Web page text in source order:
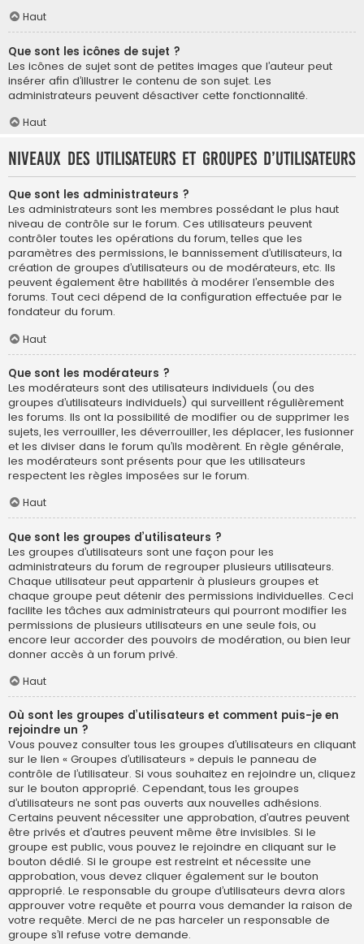
Haut
Que sont les icônes de sujet ?
Les icônes de sujet sont de petites images que l’auteur peut
insérer afin d’illustrer le contenu de son sujet. Les
administrateurs peuvent désactiver cette fonctionnalité.
Haut
Niveaux des utilisateurs et groupes d’utilisateurs
Que sont les administrateurs ?
Les administrateurs sont les membres possédant le plus haut
niveau de contrôle sur le forum. Ces utilisateurs peuvent
contrôler toutes les opérations du forum, telles que les
paramètres des permissions, le bannissement d’utilisateurs, la
création de groupes d’utilisateurs ou de modérateurs, etc. Ils
peuvent également être habilités à modérer l’ensemble des
forums. Tout ceci dépend de la configuration effectuée par le
fondateur du forum.
Haut
Que sont les modérateurs ?
Les modérateurs sont des utilisateurs individuels (ou des
groupes d’utilisateurs individuels) qui surveillent régulièrement
les forums. Ils ont la possibilité de modifier ou de supprimer les
sujets, les verrouiller, les déverrouiller, les déplacer, les fusionner
et les diviser dans le forum qu’ils modèrent. En règle générale,
les modérateurs sont présents pour que les utilisateurs
respectent les règles imposées sur le forum.
Haut
Que sont les groupes d’utilisateurs ?
Les groupes d’utilisateurs sont une façon pour les
administrateurs du forum de regrouper plusieurs utilisateurs.
Chaque utilisateur peut appartenir à plusieurs groupes et
chaque groupe peut détenir des permissions individuelles. Ceci
facilite les tâches aux administrateurs qui pourront modifier les
permissions de plusieurs utilisateurs en une seule fois, ou
encore leur accorder des pouvoirs de modération, ou bien leur
donner accès à un forum privé.
Haut
Où sont les groupes d’utilisateurs et comment puis-je en
rejoindre un ?
Vous pouvez consulter tous les groupes d’utilisateurs en cliquant
sur le lien « Groupes d’utilisateurs » depuis le panneau de
contrôle de l’utilisateur. Si vous souhaitez en rejoindre un, cliquez
sur le bouton approprié. Cependant, tous les groupes
d’utilisateurs ne sont pas ouverts aux nouvelles adhésions.
Certains peuvent nécessiter une approbation, d’autres peuvent
être privés et d’autres peuvent même être invisibles. Si le
groupe est public, vous pouvez le rejoindre en cliquant sur le
bouton dédié. Si le groupe est restreint et nécessite une
approbation, vous devez cliquer également sur le bouton
approprié. Le responsable du groupe d’utilisateurs devra alors
approuver votre requête et pourra vous demander la raison de
votre requête. Merci de ne pas harceler un responsable de
groupe s’il refuse votre demande.